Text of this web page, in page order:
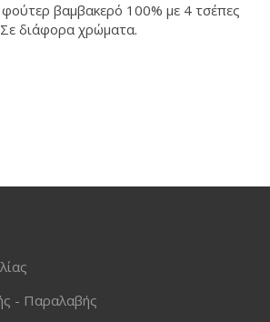
βαμβακερό 100% με 4 τσέπες
διάφορα χρώματα.
- Παραλαβής